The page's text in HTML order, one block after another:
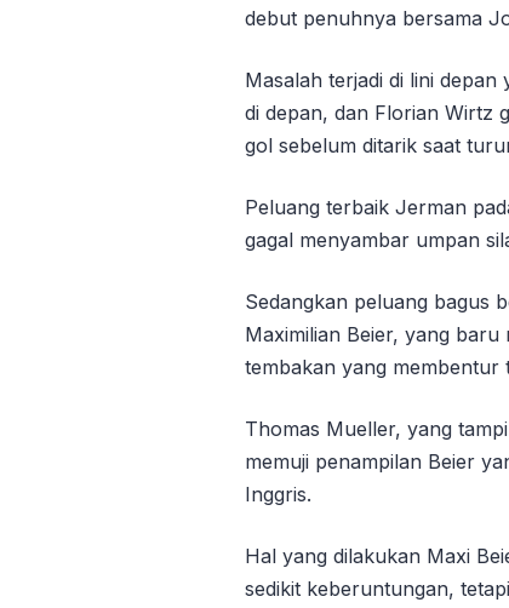
debut penuhnya bersama
Masalah terjadi di lini
di depan, dan Florian Wirtz
gol sebelum ditarik saat
Peluang terbaik Jerman
gagal menyambar umpan
Sedangkan peluang bagus
Maximilian Beier, yang baru
tembakan yang membentur
Thomas Mueller, yang
memuji penampilan Beier
Inggris.
Hal yang dilakukan Maxi
sedikit keberuntungan,